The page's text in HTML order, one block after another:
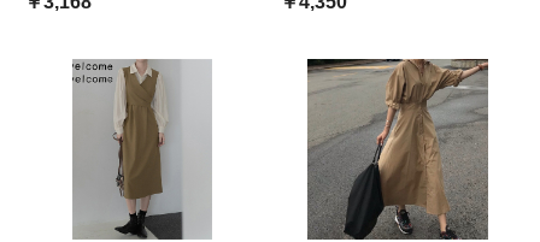
服 レディース ノースリーブ
お嬢様 セクシー ミディア
ムワンピース キャバ パー
ティ デート 二次会 -8
国ファッション トレンド 着
ンピース